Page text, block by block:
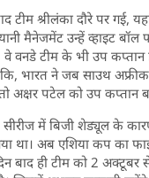
टीम श्रीलंका दौरे पर गई,
मैनेजमेंट उन्हें व्हाइट बॉल
वनडे टीम के भी उप
भारत ने जब साउथ
अक्षर पटेल को उप कप्तान
में बिजी शेड्यूल के
था। अब एशिया कप का
बाद ही टीम को 2 अक्टूबर